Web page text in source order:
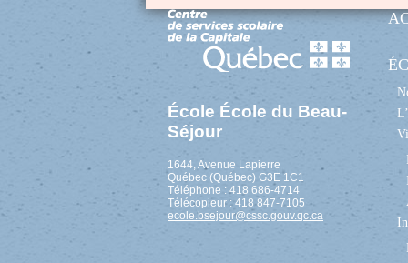
École École du Beau-
Séjour
1644, Avenue Lapierre
Québec (Québec) G3E 1C1
Téléphone : 418 686-4714
Télécopieur : 418 847-7105
ecole.bsejour@cssc.gouv.qc.ca